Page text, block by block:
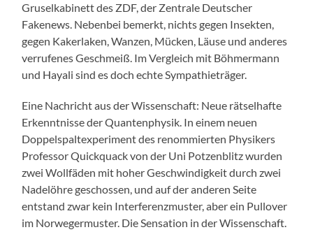
Gruselkabinett des ZDF, der Zentrale Deutscher
Fakenews. Nebenbei bemerkt, nichts gegen Insekten,
gegen Kakerlaken, Wanzen, Mücken, Läuse und anderes
verrufenes Geschmeiß. Im Vergleich mit Böhmermann
und Hayali sind es doch echte Sympathieträger.
Eine Nachricht aus der Wissenschaft: Neue rätselhafte
Erkenntnisse der Quantenphysik. In einem neuen
Doppelspaltexperiment des renommierten Physikers
Professor Quickquack von der Uni Potzenblitz wurden
zwei Wollfäden mit hoher Geschwindigkeit durch zwei
Nadelöhre geschossen, und auf der anderen Seite
entstand zwar kein Interferenzmuster, aber ein Pullover
im Norwegermuster. Die Sensation in der Wissenschaft.